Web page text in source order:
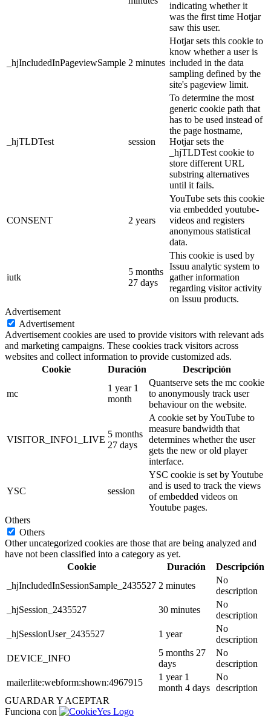
indicating whether it
was the first time Hotjar
saw this user.
_hjIncludedInPageviewSample 2 minutes
Hotjar sets this cookie to
know whether a user is
included in the data
sampling defined by the
site's pageview limit.
_hjTLDTest session
To determine the most
generic cookie path that
has to be used instead of
the page hostname,
Hotjar sets the
_hjTLDTest cookie to
store different URL
substring alternatives
until it fails.
CONSENT 2 years
YouTube sets this cookie
via embedded youtube-
videos and registers
anonymous statistical
data.
iutk
5 months
27 days
This cookie is used by
Issuu analytic system to
gather information
regarding visitor activity
on Issuu products.
Advertisement
Advertisement
Advertisement cookies are used to provide visitors with relevant ads
and marketing campaigns. These cookies track visitors across
websites and collect information to provide customized ads.
Cookie
Duración Descripción
mc
1 year 1
month
Quantserve sets the mc cookie
to anonymously track user
behaviour on the website.
VISITOR_INFO1_LIVE
5 months
27 days
A cookie set by YouTube to
measure bandwidth that
determines whether the user
gets the new or old player
interface.
YSC session
YSC cookie is set by Youtube
and is used to track the views
of embedded videos on
Youtube pages.
Others
Others
Other uncategorized cookies are those that are being analyzed and
have not been classified into a category as yet.
Cookie
Duración
Descripción
_hjIncludedInSessionSample_2435527 2 minutes
No
description
_hjSession_2435527
30 minutes
No
description
_hjSessionUser_2435527
1 year
No
description
DEVICE_INFO
5 months 27
days
No
description
mailerlite:webform:shown:4967915
1 year 1
month 4 days
No
description
GUARDAR Y ACEPTAR
Funciona con